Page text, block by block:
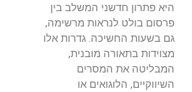
היא פתרון חדשני המשלב בין
פרסום בולט לנראות מרשימה,
גם בשעות החשיכה. גדרות אלו
מצוידות בתאורה מובנית,
המבליטה את המסרים
השיווקיים, הלוגואים או